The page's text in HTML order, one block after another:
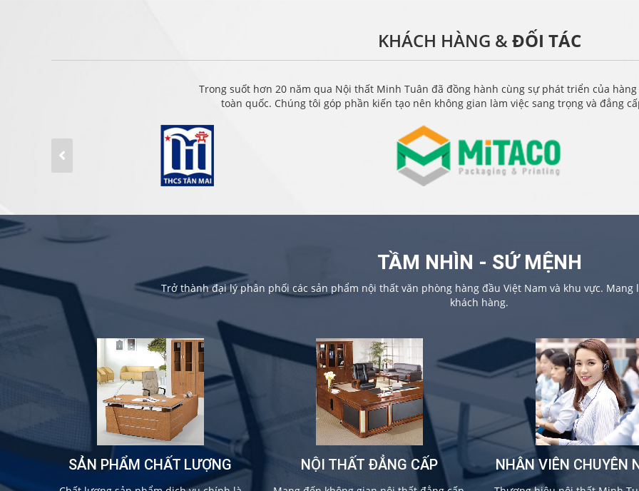
KHÁCH HÀNG &ĐỐI TÁC
Trong suốt hơn 20 năm qua Nội thất Minh Tuân đã đồng hành cùng sự phát triển của
toàn quốc. Chúng tôi góp phần kiến tạo nên không gian làm việc sang trọng và đẳng
TẦM NHÌN - SỨ MỆNH
Trở thành đại lý phân phối các sản phẩm nội thất văn phòng hàng đầu Việt Nam và khu vực.
khách hàng.
SẢN PHẨM CHẤT LƯỢNG NỘI THẤT ĐẲNG CẤP NHÂN VIÊN CHUYÊN